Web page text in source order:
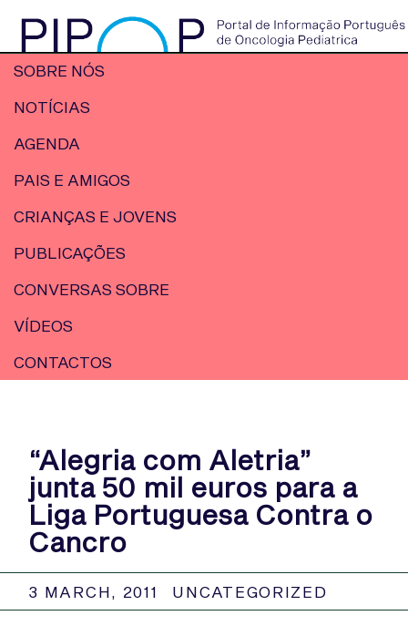
SOBRE NÓS
NOTÍCIAS
AGENDA
PAIS E AMIGOS
CRIANÇAS E JOVENS
PUBLICAÇÕES
CONVERSAS SOBRE
VÍDEOS
CONTACTOS
“Alegria com Aletria”
junta 50 mil euros para a
Liga Portuguesa Contra o
Cancro
3 MARCH, 2011 UNCATEGORIZED